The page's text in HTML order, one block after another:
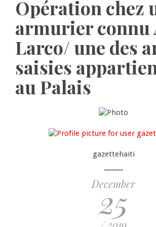
Opération chez
armurier connu
Larco/ une des
saisies
au Palais
gazettehaiti
December
25